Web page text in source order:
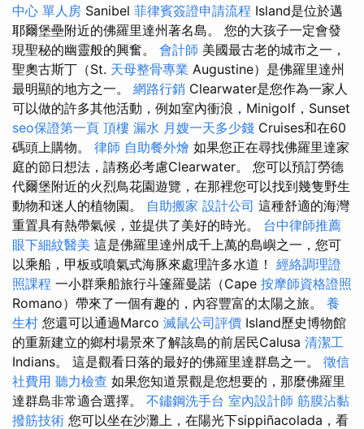
中心 單人房 Sanibel 菲律賓簽證申請流程 Island是位於邁
耶爾堡壘附近的佛羅里達州著名島。 您的大孩子一定會發
現聖秘的幽靈般的興奮。 會計師 美國最古老的城市之一，
聖奧古斯丁（St. 天母整骨專業 Augustine）是佛羅里達州
最明顯的地方之一。 網路行銷 Clearwater是您作為一家人
可以做的許多其他活動，例如室內衝浪，Minigolf，Sunset
seo保證第一頁 頂樓 漏水 月嫂一天多少錢 Cruises和在60
碼頭上購物。 律師 自助餐外燴 如果您正在尋找佛羅里達家
庭的節日想法，請務必考慮Clearwater。 您可以預訂勞德
代爾堡附近的火烈鳥花園遊覽，在那裡您可以找到幾隻野生
動物和迷人的植物園。 自助搬家 設計公司 這種舒適的海灣
重置具有熱帶氣候，並提供了美好的時光。 台中律師推薦
眼下細紋醫美 這是佛羅里達州成千上萬的島嶼之一，您可
以乘船，甲板或噴氣式海豚來處理許多水道！ 經絡調理證
照課程 一小群乘船旅行斗篷羅曼諾（Cape 按摩師資格證照
Romano）帶來了一個有趣的，內容豐富的太陽之旅。 養
生村 您還可以通過Marco 滅鼠公司評價 Island歷史博物館
的重新建立的鄉村場景來了解該島的前居民Calusa 清潔工
Indians。 這是觀看日落的最好的佛羅里達群島之一。 徵信
社費用 聽力檢查 如果您知道景觀是您想要的，那麼佛羅里
達群島非常適合選擇。 不鏽鋼洗手台 室內設計師 筋膜沾黏
撥筋技術 您可以坐在沙灘上，在陽光下sippiñacolada，看